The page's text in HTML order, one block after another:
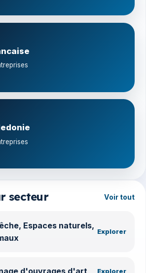
secteur Voir tout
Espaces naturels,
Explorer
Explorer